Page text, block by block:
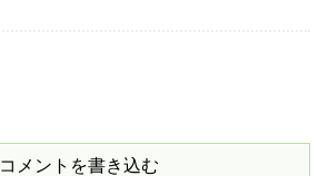
コメントを書き込む